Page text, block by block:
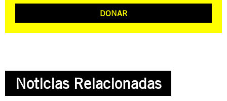
DONAR
Noticias Relacionadas